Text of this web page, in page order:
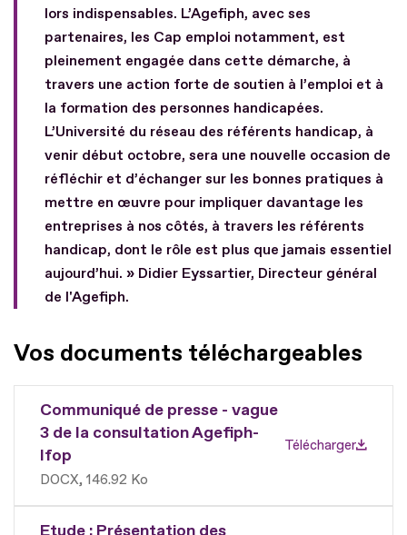
lors indispensables. L’Agefiph, avec ses
partenaires, les Cap emploi notamment, est
pleinement engagée dans cette démarche, à
travers une action forte de soutien à l’emploi et à
la formation des personnes handicapées.
L’Université du réseau des référents handicap, à
venir début octobre, sera une nouvelle occasion de
réfléchir et d’échanger sur les bonnes pratiques à
mettre en œuvre pour impliquer davantage les
entreprises à nos côtés, à travers les référents
handicap, dont le rôle est plus que jamais essentiel
aujourd’hui. » Didier Eyssartier, Directeur général
de l'Agefiph.
Vos documents téléchargeables
Communiqué de presse - vague
3 de la consultation Agefiph-
Ifop
DOCX 146.92 Ko
Télécharger
Etude : Présentation des